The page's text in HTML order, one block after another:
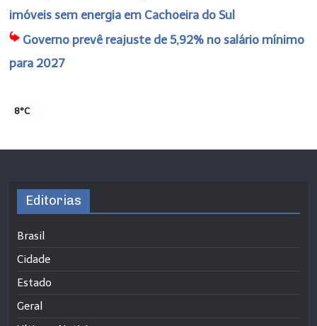
imóveis sem energia em Cachoeira do Sul
Governo prevê reajuste de 5,92% no salário mínimo
para 2027
8°C
Editorias
Brasil
Cidade
Estado
Geral